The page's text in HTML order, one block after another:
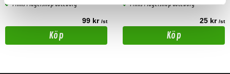
Finns i lagershop Göteborg
99 kr /st
Köp
Finns i lagershop Göteborg
25 kr /st
Köp